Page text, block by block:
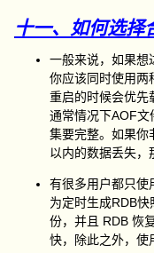
十一、如何选择
一般来说，如果想
你应该同时使用两
重启的时候会优先
通常情况下AOF文
集要完整。如果你
以内的数据丢失，
有很多用户都只使
为定时生成RDB
份，并且 RDB 恢
快，除此之外，使